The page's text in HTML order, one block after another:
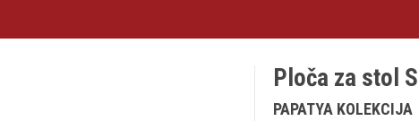
Ploča za stol
PAPATYA KOLEKCIJA